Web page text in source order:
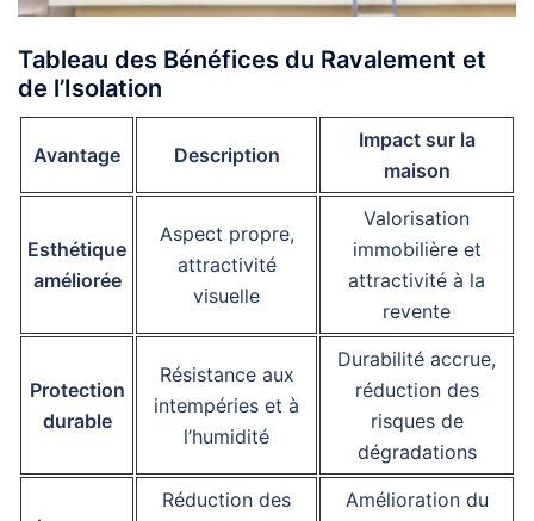
Tableau des Bénéfices du Ravalement et
de l’Isolation
Avantage Description
Impact sur la
maison
Esthétique
améliorée
Aspect propre,
attractivité
visuelle
Valorisation
immobilière et
attractivité à la
revente
Protection
durable
Résistance aux
intempéries et à
l’humidité
Durabilité accrue,
réduction des
risques de
dégradations
Réduction des
Amélioration du